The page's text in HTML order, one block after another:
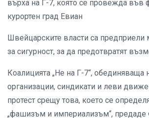
върха на Г-7, която се провежда във
курортен град Евиан
Швейцарските власти са
за сигурност, за да предотвратят
Коалицията „Не на Г-7“, обединяваща
организации, синдикати и леви
протест срещу това, което се
„фашизъм и империализъм“, предаде